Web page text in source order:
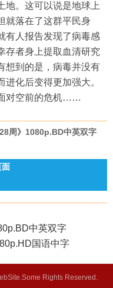
地。这可以说是地球上
就落在了这群平民身
有人报告发现了病毒感
存者身上提取血清研究
想到的是，病毒并没有
化后变得更加强大。
对空前的危机……
周》1080p.BD中英双字
面
中英双字
国语中字
Rights Reserved.